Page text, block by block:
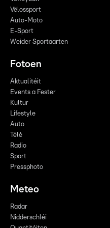
Vëlossport
Auto-Moto
E-Sport
Weider Sportaarten
Fotoen
Aktualitéit
Events a Fester
Kultur
Lifestyle
Auto
Télé
Radio
Sport
Pressphoto
Meteo
Radar
Nidderschléi